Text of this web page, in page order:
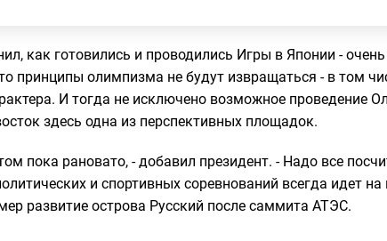
как готовились и проводились Игры в Японии -
принципы олимпизма не будут извращаться - в том
И тогда не исключено возможное проведение
здесь одна из перспективных площадок.
пока рановато, - добавил президент. - Надо все
и спортивных соревнований всегда идет на
развитие острова Русский после саммита АТЭС.